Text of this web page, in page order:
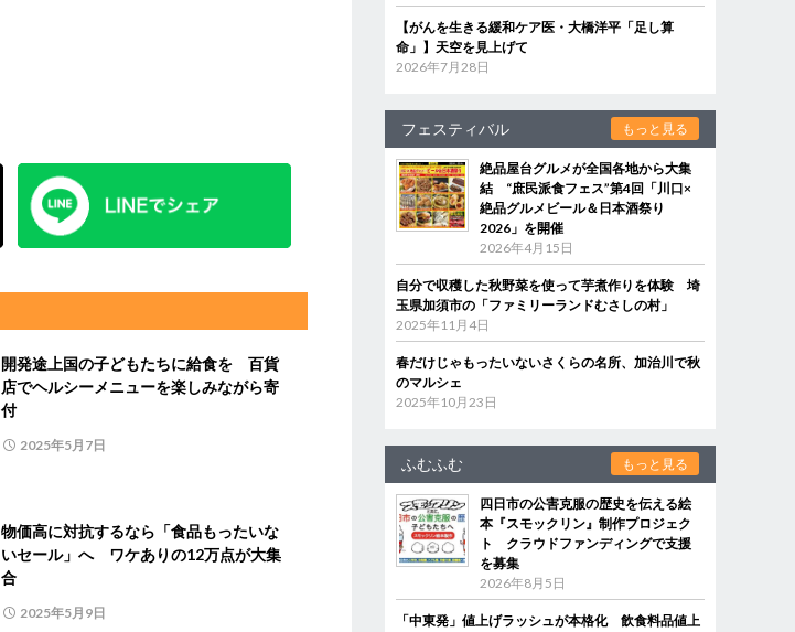
開発途上国の⼦どもたちに給⾷を 百貨
店でヘルシーメニューを楽しみながら寄
付
2025年5月7日
物価高に対抗するなら「食品もったいな
いセール」へ ワケありの12万点が大集
合
2025年5月9日
【がんを生きる緩和ケア医・大橋洋平「足し算
命」】天空を見上げて
2026年7月28日
フェスティバル もっと見る
絶品屋台グルメが全国各地から大集
結 “庶民派食フェス”第4回「川口×
絶品グルメビール＆日本酒祭り
2026」を開催
2026年4月15日
自分で収穫した秋野菜を使って芋煮作りを体験 埼
玉県加須市の「ファミリーランドむさしの村」
2025年11月4日
春だけじゃもったいないさくらの名所、加治川で秋
のマルシェ
2025年10月23日
ふむふむ もっと見る
四日市の公害克服の歴史を伝える絵
本『スモックリン』制作プロジェク
ト クラウドファンディングで支援
を募集
2026年8月5日
「中東発」値上げラッシュが本格化 飲食料品値上